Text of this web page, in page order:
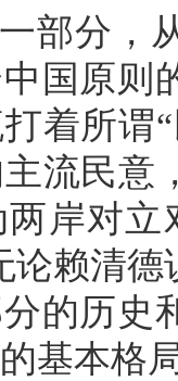
部分，
国原则
着所谓
流民意
岸对
论赖清
的历史
基本格